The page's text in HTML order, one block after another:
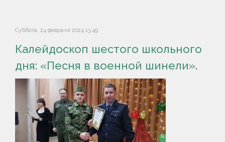
Суббота, 24 февраля 2024 13:49
Калейдоскоп шестого школьного
дня: «Песня в военной шинели».